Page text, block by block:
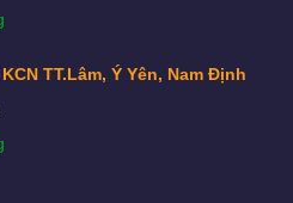
TT.Lâm, Ý Yên, Nam Định